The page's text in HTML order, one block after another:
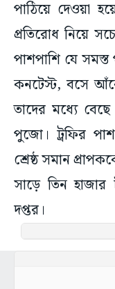
পাঠিয়ে দেওয়া
প্রতিরোধ নিয়ে
পাশপাশি যে
কনটেস্ট, বসে
তাদের মধ্যে বেছে
পুজো। ট্রফির
শ্রেষ্ঠ সমান
সাড়ে তিন
দপ্তর।